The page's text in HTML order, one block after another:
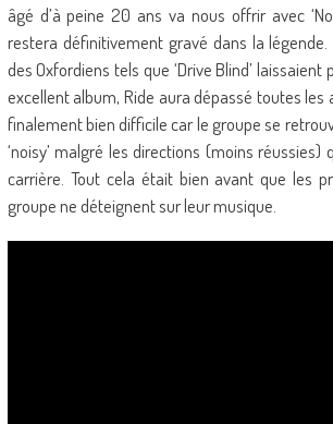
âgé d’à peine 20 ans va nous offrir avec
restera définitivement gravé dans la
des Oxfordiens tels que ‘Drive Blind’ laissaient
excellent album, Ride aura dépassé toutes les
finalement bien difficile car le groupe se
‘noisy’ malgré les directions (moins réussies)
carrière. Tout cela était bien avant que les
groupe ne déteignent sur leur musique.